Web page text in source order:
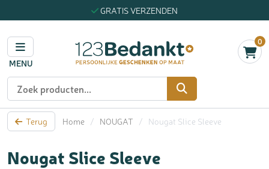
GRATIS VERZENDEN
MENU
0
Zoeken
Terug Home / NOUGAT / Nougat Slice Sleeve
Nougat Slice Sleeve